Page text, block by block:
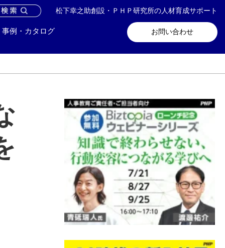
松下幸之助創設・ＰＨＰ研究所の人材育成サポート
お問い合わせ
事例・カタログ
い合わせ メールマガジン登録